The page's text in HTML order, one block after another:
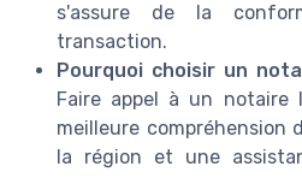
s'assure de la
transaction.
Pourquoi choisir un
Faire appel à un notaire
meilleure compréhension
la région et une